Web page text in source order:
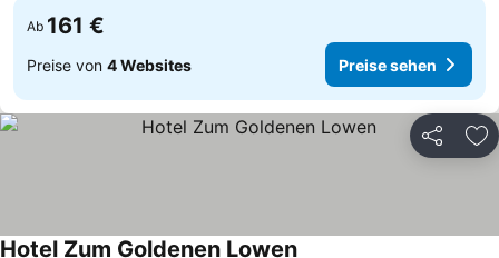
Ab 161 €
Preise von 4 Websites Preise sehen
Teilen
Hotel Zum Goldenen Lowen